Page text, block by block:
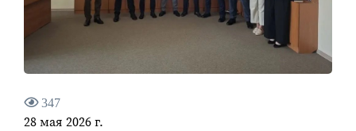
347
28 мая 2026 г.